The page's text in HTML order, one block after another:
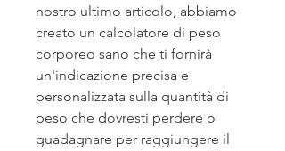
nostro ultimo articolo, abbiamo
creato un calcolatore di peso
corporeo sano che ti fornirà
un'indicazione precisa e
personalizzata sulla quantità di
peso che dovresti perdere o
guadagnare per raggiungere il